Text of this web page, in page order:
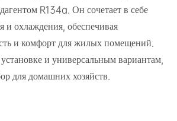
R134a. Он сочетает в себе
и охлаждения, обеспечивая
и комфорт для жилых помещений.
и универсальным вариантам,
для домашних хозяйств.